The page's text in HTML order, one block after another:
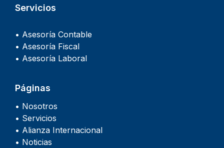
Servicios
• Asesoría Contable
• Asesoría Fiscal
• Asesoría Laboral
Páginas
• Nosotros
• Servicios
• Alianza Internacional
• Noticias